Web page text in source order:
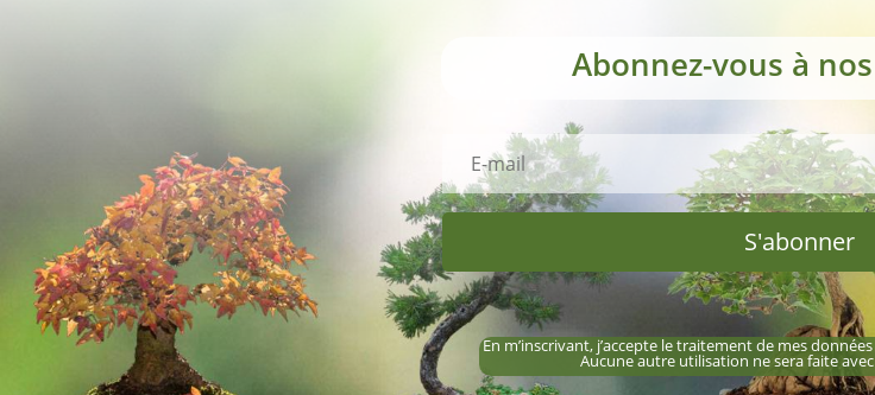
Abonnez-vous à
S'abonner
En m’inscrivant, j’accepte le traitement de mes
Aucune autre utilisation ne sera faite